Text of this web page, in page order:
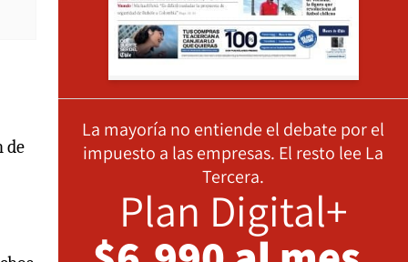
de
La mayoría no entiende el debate por el
impuesto a las empresas. El resto lee La
Tercera.
Plan Digital+